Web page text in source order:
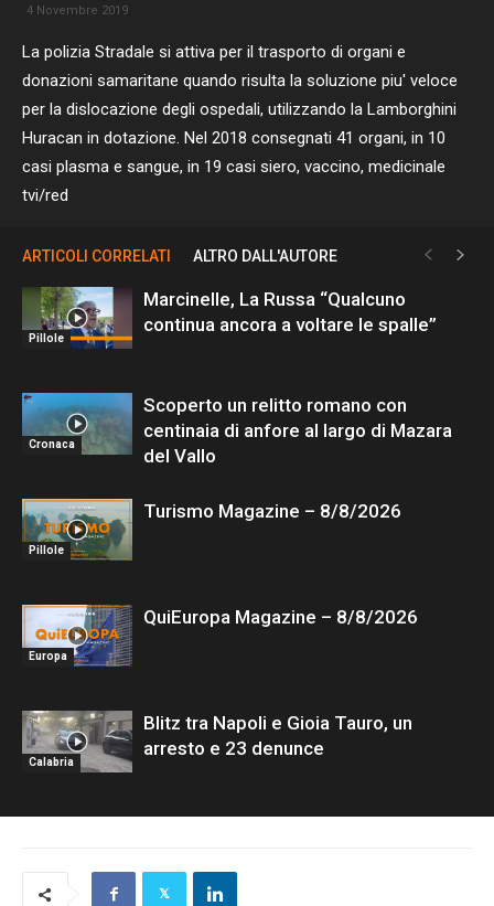
4 Novembre 2019
La polizia Stradale si attiva per il trasporto di organi e
donazioni samaritane quando risulta la soluzione piu' veloce
per la dislocazione degli ospedali, utilizzando la Lamborghini
Huracan in dotazione. Nel 2018 consegnati 41 organi, in 10
casi plasma e sangue, in 19 casi siero, vaccino, medicinale
tvi/red
ARTICOLI CORRELATI ALTRO DALL'AUTORE
Pillole
Marcinelle, La Russa “Qualcuno
continua ancora a voltare le spalle”
Cronaca
Scoperto un relitto romano con
centinaia di anfore al largo di Mazara
del Vallo
Pillole
Turismo Magazine – 8/8/2026
Europa
QuiEuropa Magazine – 8/8/2026
Calabria
Blitz tra Napoli e Gioia Tauro, un
arresto e 23 denunce